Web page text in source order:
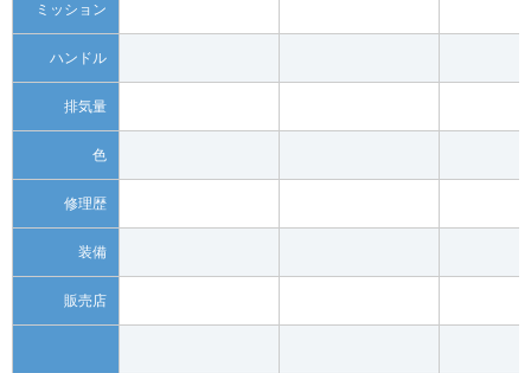
ミッション
ハンドル
排気量
色
修理歴
装備
販売店